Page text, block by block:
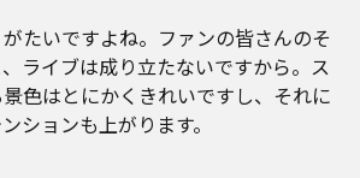
たいですよね。ファンの皆さんのそ
ライブは成り立たないですから。ス
色はとにかくきれいですし、それに
ションも上がります。